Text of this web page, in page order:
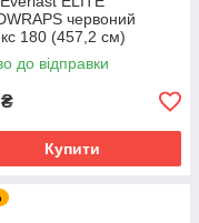
червоний
180 (457,2 см)
до відправки
₴
Купити